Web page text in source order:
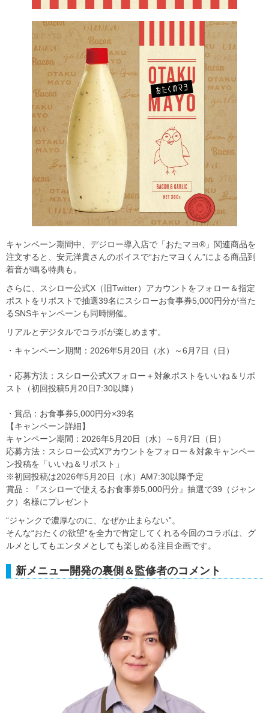
キャンペーン期間中、デジロー導入店で「おたマヨ®」関連商品を
注文すると、安元洋貴さんのボイスで“おたマヨくん”による商品到
着音が鳴る特典も。
さらに、スシロー公式X（旧Twitter）アカウントをフォロー＆指定
ポストをリポストで抽選39名にスシローお食事券5,000円分が当た
るSNSキャンペーンも同時開催。
リアルとデジタルでコラボが楽しめます。
・キャンペーン期間：2026年5月20日（水）～6月7日（日）
・応募方法：スシロー公式Xフォロー＋対象ポストをいいね＆リポ
スト（初回投稿5月20日7:30以降）
・賞品：お食事券5,000円分×39名
【キャンペーン詳細】
キャンペーン期間：2026年5月20日（水）～6月7日（日）
応募方法：スシロー公式Xアカウントをフォロー＆対象キャンペー
ン投稿を「いいね＆リポスト」
※初回投稿は2026年5月20日（水）AM7:30以降予定
賞品：『スシローで使えるお食事券5,000円分』抽選で39（ジャン
ク）名様にプレゼント
“ジャンクで濃厚なのに、なぜか止まらない”。
そんな“おたくの欲望”を全力で肯定してくれる今回のコラボは、グ
ルメとしてもエンタメとしても楽しめる注目企画です。
新メニュー開発の裏側＆監修者のコメント